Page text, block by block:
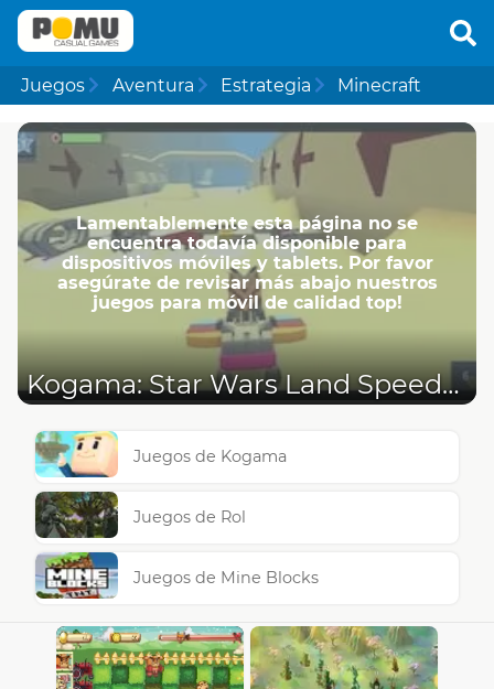
Juegos Aventura Estrategia Minecraft
Lamentablemente esta página no se
encuentra todavía disponible para
dispositivos móviles y tablets. Por favor
asegúrate de revisar más abajo nuestros
juegos para móvil de calidad top!
Kogama: Star Wars Land Speeder
Juegos de Kogama
Juegos de Rol
Juegos de Mine Blocks